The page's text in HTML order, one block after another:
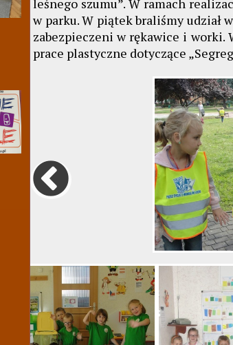
leśnego szumu”. W ramach
w parku. W piątek braliśmy udział
zabezpieczeni w rękawice i worki.
prace plastyczne dotyczące